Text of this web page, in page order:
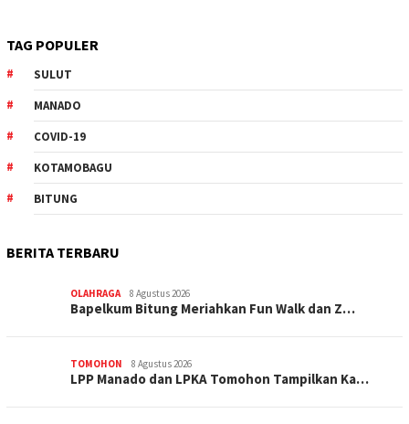
TAG POPULER
SULUT
MANADO
COVID-19
KOTAMOBAGU
BITUNG
BERITA TERBARU
OLAHRAGA 8 Agustus 2026
Bapelkum Bitung Meriahkan Fun Walk dan Z…
TOMOHON 8 Agustus 2026
LPP Manado dan LPKA Tomohon Tampilkan Ka…